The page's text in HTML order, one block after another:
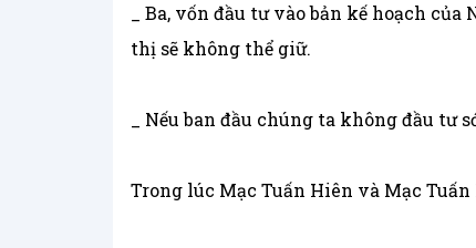
_ Ba, vốn đầu tư vào bản kế hoạch
thị sẽ không thể giữ.
_ Nếu ban đầu chúng ta không đầu
Trong lúc Mạc Tuấn Hiên và Mạc